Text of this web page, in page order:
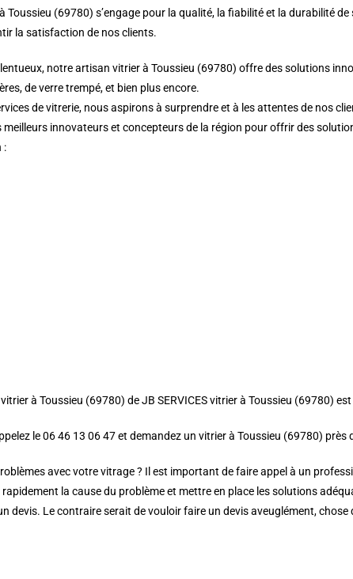
(69780) s’engage pour la qualité, la fiabilité et la durabilité
la satisfaction de nos clients.
notre artisan vitrier à Toussieu (69780) offre des solutions
de verre trempé, et bien plus encore.
de vitrerie, nous aspirons à surprendre et à les attentes de nos
innovateurs et concepteurs de la région pour offrir des
:
à Toussieu (69780) de JB SERVICES vitrier à Toussieu (69780)
le 06 46 13 06 47 et demandez un vitrier à Toussieu (69780) près
avec votre vitrage ? Il est important de faire appel à un
la cause du problème et mettre en place les solutions
devis. Le contraire serait de vouloir faire un devis aveuglément,